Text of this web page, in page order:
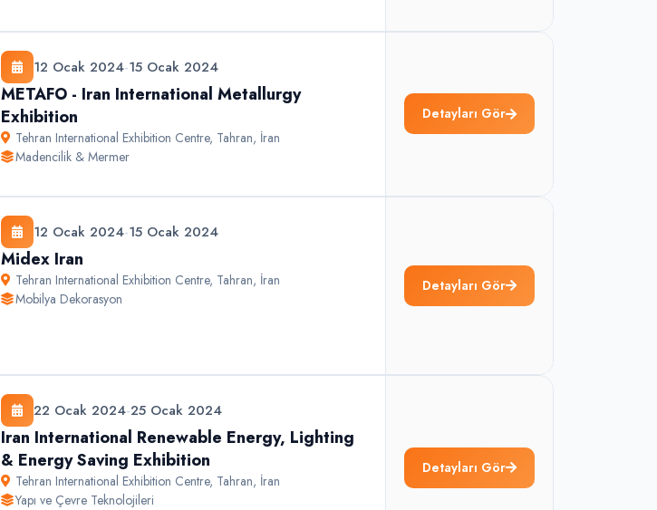
12 Ocak 2024-15 Ocak 2024
METAFO - Iran International Metallurgy
Exhibition
Tehran International Exhibition Centre, Tahran, İran
Madencilik & Mermer
Detayları Gör
12 Ocak 2024-15 Ocak 2024
Midex Iran
Tehran International Exhibition Centre, Tahran, İran
Mobilya Dekorasyon
Detayları Gör
22 Ocak 2024-25 Ocak 2024
Iran International Renewable Energy, Lighting
& Energy Saving Exhibition
Tehran International Exhibition Centre, Tahran, İran
Yapı ve Çevre Teknolojileri
Detayları Gör